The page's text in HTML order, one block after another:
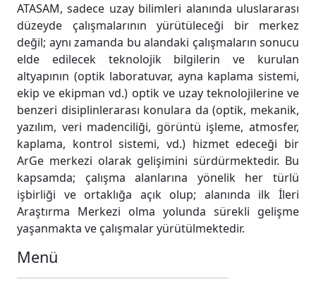
ATASAM, sadece uzay bilimleri alanında uluslararası
düzeyde çalışmalarının yürütüleceği bir merkez
değil; aynı zamanda bu alandaki çalışmaların sonucu
elde edilecek teknolojik bilgilerin ve kurulan
altyapının (optik laboratuvar, ayna kaplama sistemi,
ekip ve ekipman vd.) optik ve uzay teknolojilerine ve
benzeri disiplinlerarası konulara da (optik, mekanik,
yazılım, veri madenciliği, görüntü işleme, atmosfer,
kaplama, kontrol sistemi, vd.) hizmet edeceği bir
ArGe merkezi olarak gelişimini sürdürmektedir. Bu
kapsamda; çalışma alanlarına yönelik her türlü
işbirliği ve ortaklığa açık olup; alanında ilk İleri
Araştırma Merkezi olma yolunda sürekli gelişme
yaşanmakta ve çalışmalar yürütülmektedir.
Menü